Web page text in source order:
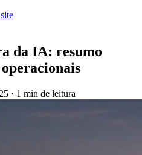
da IA: resumo
· 1 min de leitura